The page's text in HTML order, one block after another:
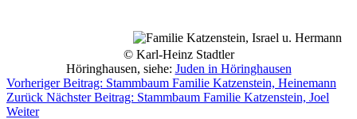
© Karl-Heinz Stadtler
Höringhausen, siehe: Juden in Höringhausen
Vorheriger Beitrag: Stammbaum Familie Katzenstein, Heinemann
Zurück Nächster Beitrag: Stammbaum Familie Katzenstein, Joel
Weiter